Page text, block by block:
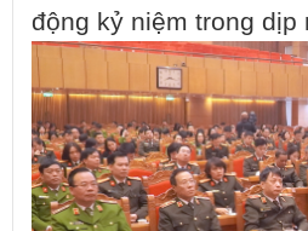
động kỷ niệm trong dịp